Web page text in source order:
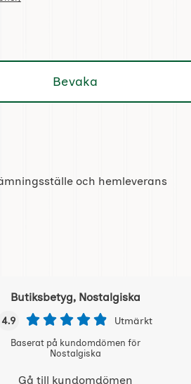
Bevaka
och hemleverans
Butiksbetyg, Nostalgiska
4.9 Utmärkt
Baserat på kundomdömen för
Nostalgiska
Gå till kundomdömen